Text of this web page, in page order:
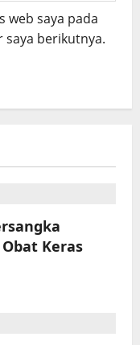
web saya pada
berikutnya.
Keras